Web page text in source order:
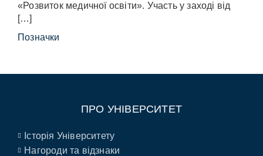
«Розвиток медичної освіти». Участь у заході від
[…]
Позначки
ПРО УНІВЕРСИТЕТ
Історія Університету
Нагороди та відзнаки